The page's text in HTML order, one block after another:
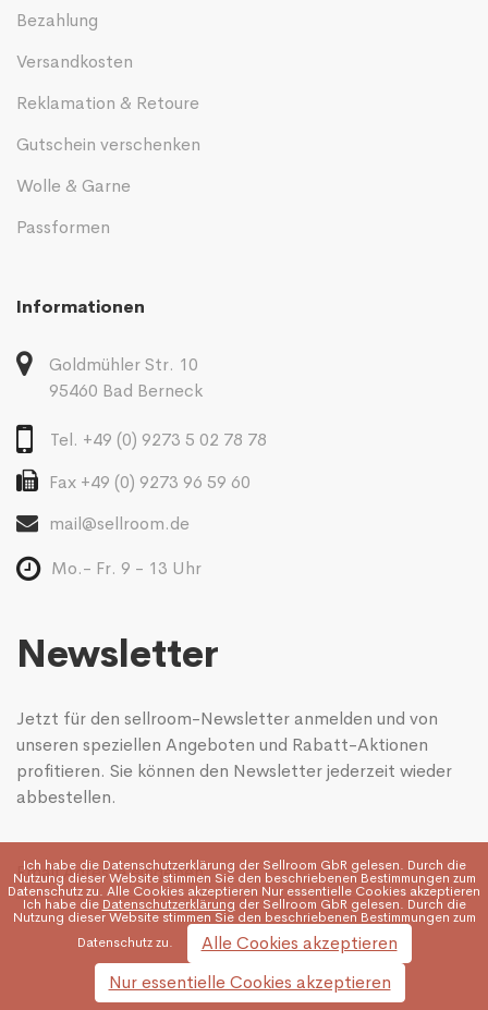
Bezahlung
Versandkosten
Reklamation & Retoure
Gutschein verschenken
Wolle & Garne
Passformen
Informationen
Goldmühler Str. 10
95460 Bad Berneck
Tel. +49 (0) 9273 5 02 78 78
Fax +49 (0) 9273 96 59 60
mail@sellroom.de
Mo.- Fr. 9 - 13 Uhr
Newsletter
Jetzt für den sellroom-Newsletter anmelden und von
unseren speziellen Angeboten und Rabatt-Aktionen
profitieren. Sie können den Newsletter jederzeit wieder
abbestellen.
Ich habe die Datenschutzerklärung der Sellroom GbR gelesen. Durch die
Nutzung dieser Website stimmen Sie den beschriebenen Bestimmungen zum
Datenschutz zu. Alle Cookies akzeptieren Nur essentielle Cookies akzeptieren
Ich habe die Datenschutzerklärung der Sellroom GbR gelesen. Durch die
Nutzung dieser Website stimmen Sie den beschriebenen Bestimmungen zum
Datenschutz zu.
Alle Cookies akzeptieren
Nur essentielle Cookies akzeptieren